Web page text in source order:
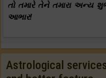
તો તમારે તેને તમારા અન્ય
આભાર!
Astrological